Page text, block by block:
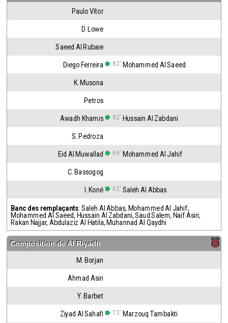
Paulo Vítor
D. Lowe
Saeed Al Rubaie
Diego Ferreira 82' Mohammed Al Saeed
K. Musona
Petros
Awadh Khamis 82' Hussain Al Zabdani
S. Pedroza
Eid Al Muwallad 69' Mohammed Al Jahif
C. Bassogog
I. Koné 62' Saleh Al Abbas
Banc des remplaçants: Saleh Al Abbas, Mohammed Al Jahif,
Mohammed Al Saeed, Hussain Al Zabdani,Saud Salem, Naif Asiri,
Rakan Najjar, Abdulaziz Al Hatila, Muhannad Al Qaydhi
Composition deAl Riyadh
M. Borjan
Ahmad Asiri
Y. Barbet
Ziyad Al Sahafi 73' Marzouq Tambakti